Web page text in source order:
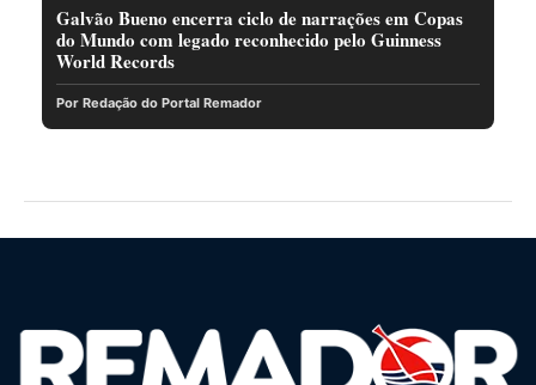
Galvão Bueno encerra ciclo de narrações em Copas
do Mundo com legado reconhecido pelo Guinness
World Records
Por Redação do Portal Remador